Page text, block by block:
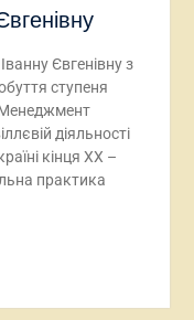
Євгенівну з
ступеня
Менеджмент
діяльності
кінця ХХ –
практика